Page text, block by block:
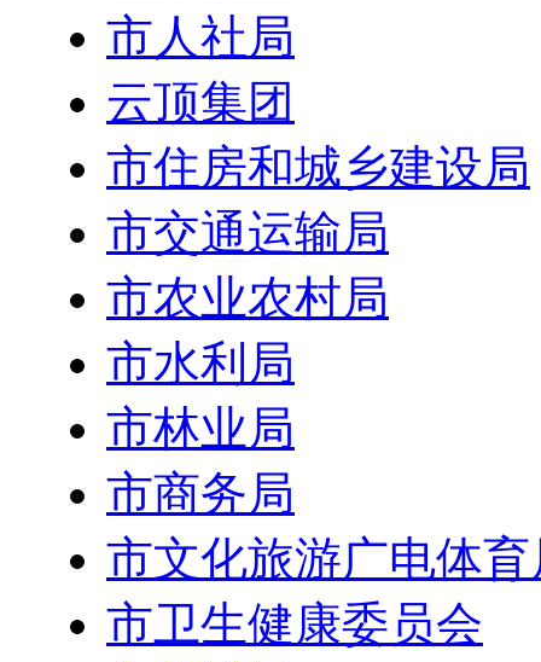
市人社局
云顶集团
市住房和城乡建设局
市交通运输局
市农业农村局
市水利局
市林业局
市商务局
市文化旅游广电体育
市卫生健康委员会